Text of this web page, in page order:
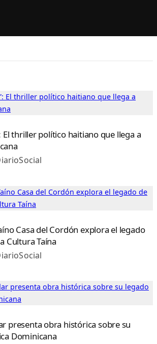
El thriller político haitiano que llega a
Casa del Cordón explora el legado
Cultura Taína
presenta obra histórica sobre su
Dominicana